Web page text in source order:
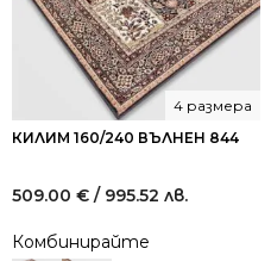
КИЛИМ 160/240 ВЪЛНЕН 844
4 размера
509.00 € / 995.52 лв.
Комбинирайте